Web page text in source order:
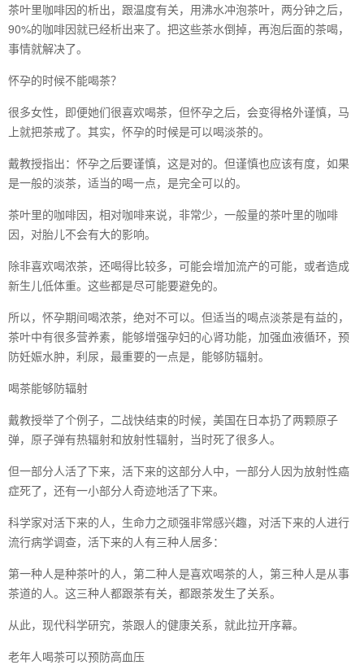
茶叶里咖啡因的析出，跟温度有关，用沸水冲泡茶叶，两分钟之后，
90%的咖啡因就已经析出来了。把这些茶水倒掉，再泡后面的茶喝，
事情就解决了。
怀孕的时候不能喝茶？
很多女性，即便她们很喜欢喝茶，但怀孕之后，会变得格外谨慎，马
上就把茶戒了。其实，怀孕的时候是可以喝淡茶的。
戴教授指出：怀孕之后要谨慎，这是对的。但谨慎也应该有度，如果
是一般的淡茶，适当的喝一点，是完全可以的。
茶叶里的咖啡因，相对咖啡来说，非常少，一般量的茶叶里的咖啡
因，对胎儿不会有大的影响。
除非喜欢喝浓茶，还喝得比较多，可能会增加流产的可能，或者造成
新生儿低体重。这些都是尽可能要避免的。
所以，怀孕期间喝浓茶，绝对不可以。但适当的喝点淡茶是有益的，
茶叶中有很多营养素，能够增强孕妇的心肾功能，加强血液循环，预
防妊娠水肿，利尿，最重要的一点是，能够防辐射。
喝茶能够防辐射
戴教授举了个例子，二战快结束的时候，美国在日本扔了两颗原子
弹，原子弹有热辐射和放射性辐射，当时死了很多人。
但一部分人活了下来，活下来的这部分人中，一部分人因为放射性癌
症死了，还有一小部分人奇迹地活了下来。
科学家对活下来的人，生命力之顽强非常感兴趣，对活下来的人进行
流行病学调查，活下来的人有三种人居多：
第一种人是种茶叶的人，第二种人是喜欢喝茶的人，第三种人是从事
茶道的人。这三种人都跟茶有关，都跟茶发生了关系。
从此，现代科学研究，茶跟人的健康关系，就此拉开序幕。
老年人喝茶可以预防高血压